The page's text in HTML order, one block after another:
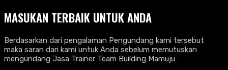
MASUKAN TERBAIK UNTUK ANDA
Berdasarkan dari pengalaman Pengundang kami tersebut
maka saran dari kami untuk Anda sebelum memutuskan
mengundang Jasa Trainer Team Building Mamuju :